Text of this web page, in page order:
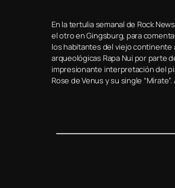
En la tertulia semanal de Rock
el otro en Gingsburg, para
los habitantes del viejo continente
arqueológicas Rapa Nui por parte
impresionante interpretación del
Rose de Venus y su single